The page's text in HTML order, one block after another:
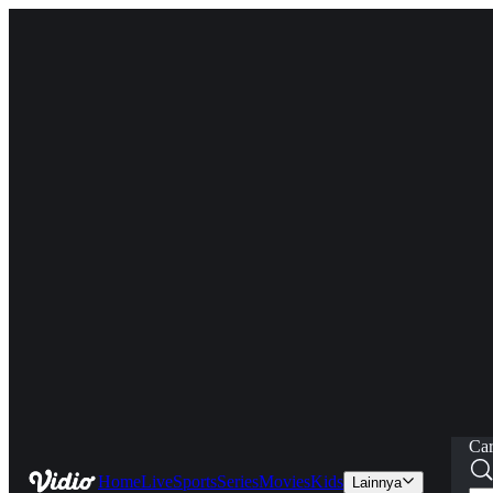
HomeLiveSportsSeriesMoviesKids Lainnya